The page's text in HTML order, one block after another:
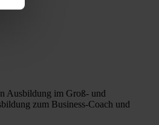
Ausbildung im Groß- und
zum Business-Coach und